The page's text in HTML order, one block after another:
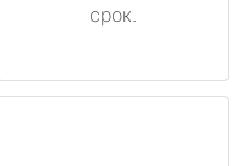
срок.